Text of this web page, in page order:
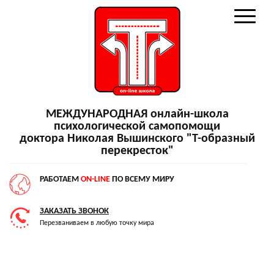
МЕЖДУНАРОДНАЯ онлайн-школа
психологической самопомощи
доктора Николая Вышинского "Т-образный
перекресток"
РАБОТАЕМ ON-LINE ПО ВСЕМУ МИРУ
ЗАКАЗАТЬ ЗВОНОК
Перезваниваем в любую точку мира